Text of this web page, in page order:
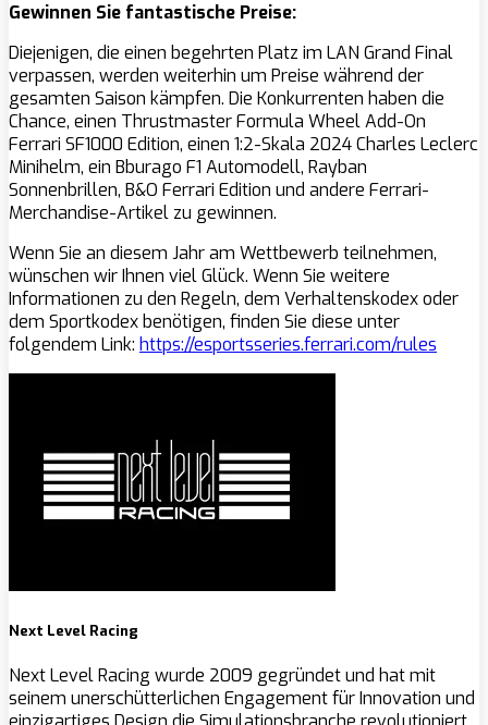
Gewinnen Sie fantastische Preise:
Diejenigen, die einen begehrten Platz im LAN Grand Final
verpassen, werden weiterhin um Preise während der
gesamten Saison kämpfen. Die Konkurrenten haben die
Chance, einen Thrustmaster Formula Wheel Add-On
Ferrari SF1000 Edition, einen 1:2-Skala 2024 Charles Leclerc
Minihelm, ein Bburago F1 Automodell, Rayban
Sonnenbrillen, B&O Ferrari Edition und andere Ferrari-
Merchandise-Artikel zu gewinnen.
Wenn Sie an diesem Jahr am Wettbewerb teilnehmen,
wünschen wir Ihnen viel Glück. Wenn Sie weitere
Informationen zu den Regeln, dem Verhaltenskodex oder
dem Sportkodex benötigen, finden Sie diese unter
folgendem Link: https://esportsseries.ferrari.com/rules
Next Level Racing
Next Level Racing wurde 2009 gegründet und hat mit
seinem unerschütterlichen Engagement für Innovation und